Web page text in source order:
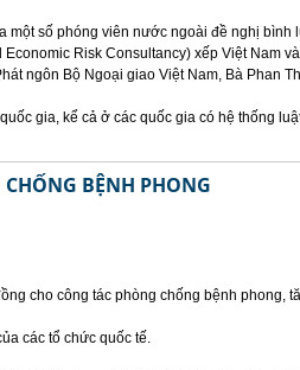
một số phóng viên nước ngoài đề nghị bình
Risk Consultancy) xếp Việt Nam
ngôn Bộ Ngoại giao Việt Nam, Bà Phan
gia, kể cả ở các quốc gia có hệ thống
BỆNH PHONG
cho công tác phòng chống bệnh phong,
các tổ chức quốc tế.